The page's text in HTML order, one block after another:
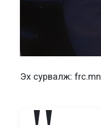
Эх сурвалж: frc.mn